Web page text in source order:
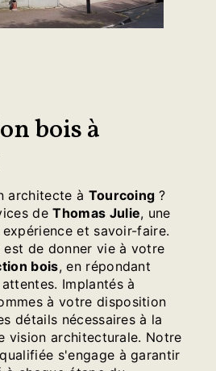
bois à
architecte à Tourcoing ?
deThomas Julie, une
et savoir-faire.
est de donner vie à votre
bois, en répondant
Implantés à
à votre disposition
détails nécessaires à la
vision architecturale. Notre
s'engage à garantir